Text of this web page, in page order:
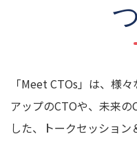
「Meet CTOs」は、様
アップのCTOや、未来
した、トークセッション